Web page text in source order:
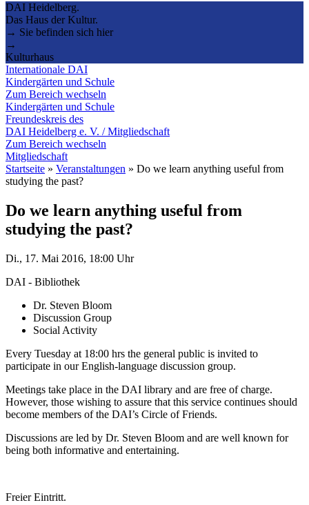
DAI Heidelberg.
Das Haus der Kultur.
→ Sie befinden sich hier
→
Kulturhaus
Internationale DAI
Kindergärten und Schule
Zum Bereich wechseln
Kindergärten und Schule
Freundeskreis des
DAI Heidelberg e. V. / Mitgliedschaft
Zum Bereich wechseln
Mitgliedschaft
Startseite » Veranstaltungen » Do we learn anything useful from
studying the past?
Do we learn anything useful from
studying the past?
Di., 17. Mai 2016, 18:00 Uhr
DAI - Bibliothek
Dr. Steven Bloom
Discussion Group
Social Activity
Every Tuesday at 18:00 hrs the general public is invited to
participate in our English-language discussion group.
Meetings take place in the DAI library and are free of charge.
However, those wishing to assure that this service continues should
become members of the DAI’s Circle of Friends.
Discussions are led by Dr. Steven Bloom and are well known for
being both informative and entertaining.
Freier Eintritt.